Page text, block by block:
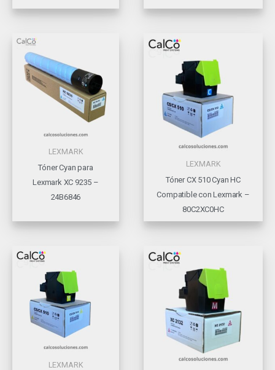
LEXMARK
Tóner Cyan para
Lexmark XC 9235 –
24B6846
LEXMARK
Tóner CX 510 Cyan HC
Compatible con Lexmark –
80C2XC0HC
LEXMARK